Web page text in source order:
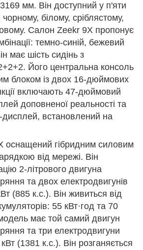
мм. Він доступний у п'яти
білому, сріблястому,
Салон Zeekr 9X пропонує
темно-синій, бежевий
має шість сидінь з
Його центральна консоль
блоком із двох 16-дюймових
включають 47-дюймовий
доповненої реальності та
встановлений на
оснащений гібридним силовим
від мережі. Він
2-літрового двигуна
та двох електродвигунів
(885 к.с.). Він живиться від
55 кВт·год та 70
має той самий двигун
та три електродвигуни
(1381 к.с.). Він розганяється